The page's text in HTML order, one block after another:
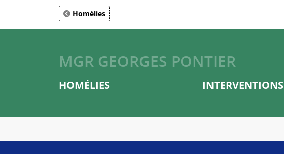
Homélies
MGR GEORGES PONTIER
HOMÉLIES INTERVENTIONS